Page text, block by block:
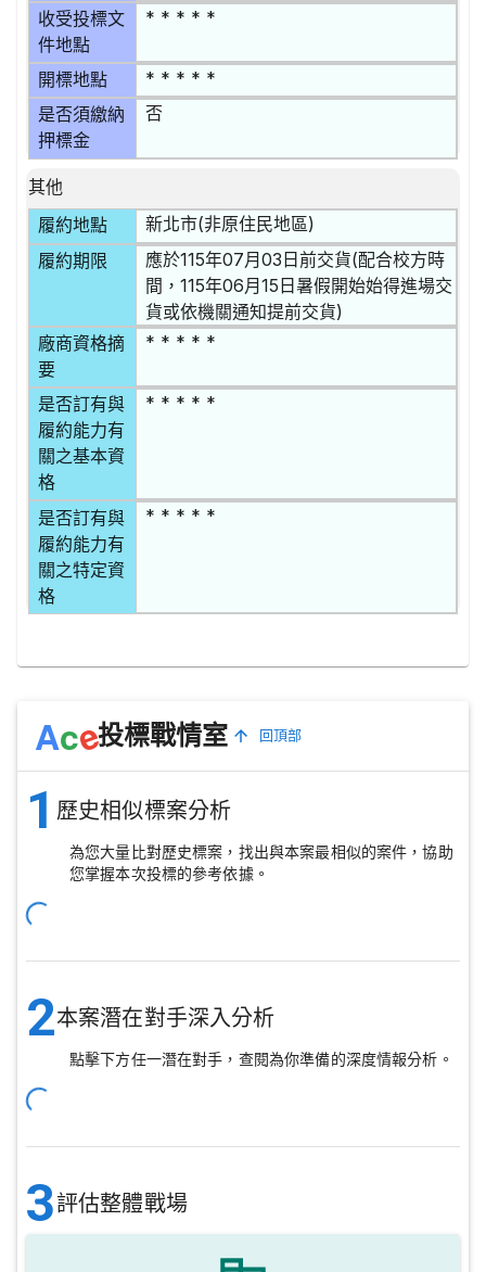
收受投標文
件地點
* * * * *
開標地點 * * * * *
是否須繳納
押標金
否
其他
履約地點
新北市(非原住民地區)
履約期限
應於115年07月03日前交貨(配合校方時
間，115年06月15日暑假開始始得進場交
貨或依機關通知提前交貨)
廠商資格摘
要
* * * * *
是否訂有與
履約能力有
關之基本資
格
* * * * *
是否訂有與
履約能力有
關之特定資
格
* * * * *
Ace投標戰情室 回頂部
1 歷史相似標案分析
為您大量比對歷史標案，找出與本案最相似的案件，協助
您掌握本次投標的參考依據。
2本案潛在對手深入分析
點擊下方任一潛在對手，查閱為你準備的深度情報分析。
3評估整體戰場